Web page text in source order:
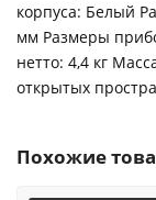
корпуса: Белый
мм Размеры
нетто: 4,4 кг
открытых
Похожие